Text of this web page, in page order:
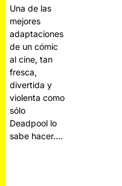
Una de las
mejores
adaptaciones
de un cómic
al cine, tan
fresca,
divertida y
violenta como
sólo
Deadpool lo
sabe hacer.…